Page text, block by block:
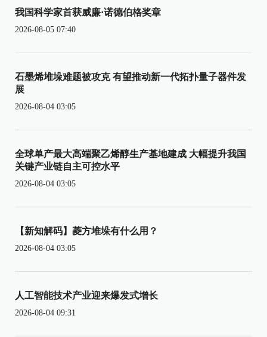
我国科学家首获威廉·诺德伯格奖章
2026-08-05 07:40
石墨烯堆垛难题被攻克 有望推动新一代拓扑量子器件发
展
2026-08-04 03:05
全球单产最大高端聚乙烯醇生产基地建成 大幅提升我国
关键产业链自主可控水平
2026-08-04 03:05
【新知解码】菱方堆垛有什么用？
2026-08-04 03:05
人工智能技术产业迎来爆发式增长
2026-08-04 09:31